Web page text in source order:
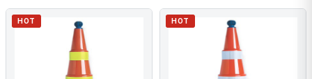
HOT HOT